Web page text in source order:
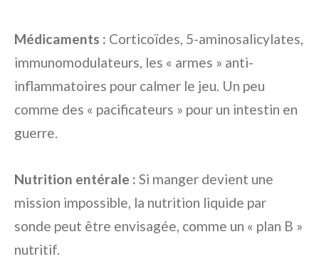
Médicaments : Corticoïdes, 5-aminosalicylates,
immunomodulateurs, les « armes » anti-
inflammatoires pour calmer le jeu. Un peu
comme des « pacificateurs » pour un intestin en
guerre.
Nutrition entérale : Si manger devient une
mission impossible, la nutrition liquide par
sonde peut être envisagée, comme un « plan B »
nutritif.